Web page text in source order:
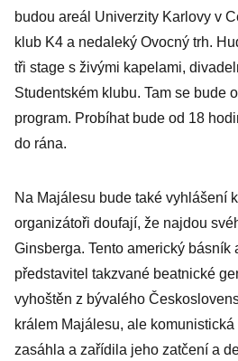
budou areál Univerzity Karlovy v
klub K4 a nedaleký Ovocný trh.
tři stage s živými kapelami,
Studentském klubu. Tam se bude
program. Probíhat bude od 18
do rána.
Na Majálesu bude také vyhlášení
organizátoři doufají, že najdou
Ginsberga. Tento americký básník
představitel takzvané beatnické
vyhoštěn z bývalého
králem Majálesu, ale
zasáhla a zařídila jeho zatčení a